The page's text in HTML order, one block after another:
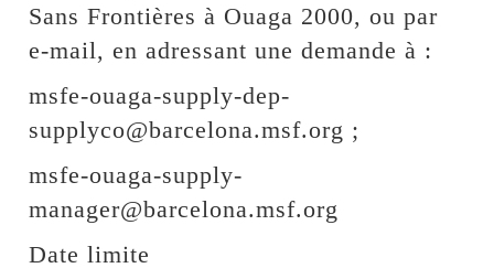
Sans Frontières à Ouaga 2000, ou par
e-mail, en adressant une demande à :
msfe-ouaga-supply-dep-
supplyco@barcelona.msf.org ;
msfe-ouaga-supply-
manager@barcelona.msf.org
Date limite